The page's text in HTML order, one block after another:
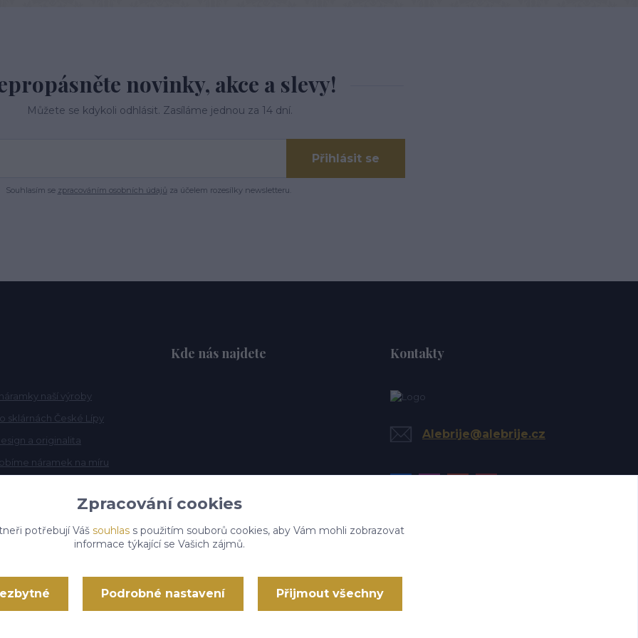
novinky, akce a slevy!
Můžete se kdykoli odhlásit. Zasíláme jednou za 14 dní.
Přihlásit se
Souhlasím se zpracováním osobních údajů za účelem rozesílky newsletteru.
naší výroby
sklárnách České Lípy
a originalita
náramek na míru
Kde nás najdete Kontakty
Alebrije@alebrije.cz
Vytvořeno na Eshop-rychle.cz
Zpracování cookies
potřebují Váš souhlass použitím souborů cookies, aby Vám mohli zobrazovat
informace týkající se Vašich zájmů.
Podrobné nastavení Přijmout všechny